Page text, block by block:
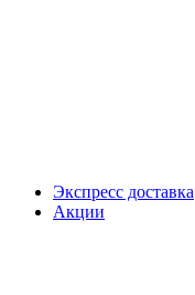
Экспресс доставка
Акции